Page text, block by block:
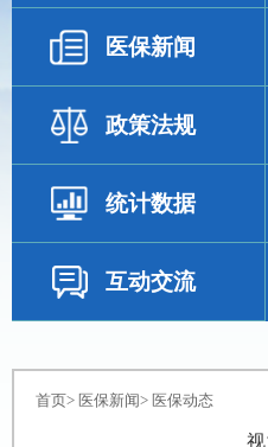
医保新闻
政策法规
统计数据
互动交流
首页> 医保新闻> 医保动态